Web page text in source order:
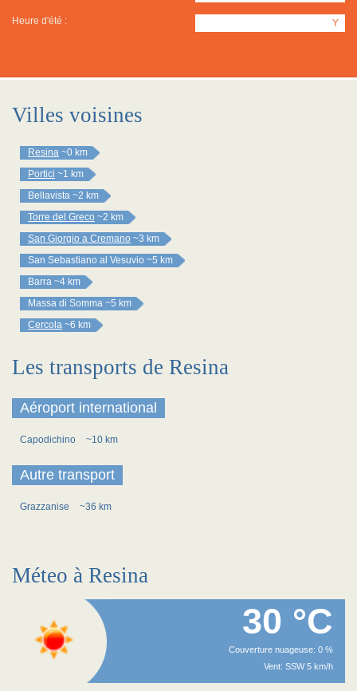
Heure d'été : Y
Villes voisines
Resina ~0 km
Portici ~1 km
Bellavista ~2 km
Torre del Greco ~2 km
San Giorgio a Cremano ~3 km
San Sebastiano al Vesuvio ~5 km
Barra ~4 km
Massa di Somma ~5 km
Cercola ~6 km
Les transports de Resina
Aéroport international
Capodichino ~10 km
Autre transport
Grazzanise ~36 km
Méteo à Resina
30 °C
Couverture nuageuse: 0 %
Vent: SSW 5 km/h